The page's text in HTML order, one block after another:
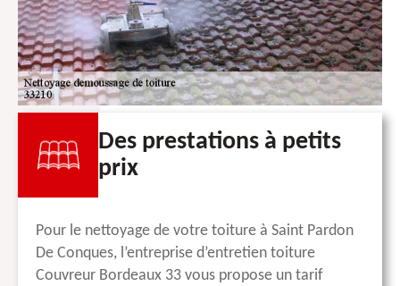
Des prestations à petits
prix
Pour le nettoyage de votre toiture à Saint Pardon
De Conques, l’entreprise d’entretien toiture
Couvreur Bordeaux 33 vous propose un tarif